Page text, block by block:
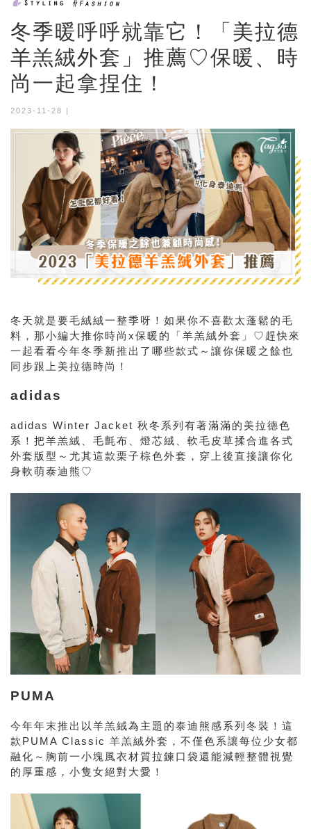
冬季暖呼呼就靠它！「美拉德
羊羔絨外套」推薦♡保暖、時
尚一起拿捏住！
2023-11-28 |
冬天就是要毛絨絨一整季呀！如果你不喜歡太蓬鬆的毛
料，那小編大推你時尚x保暖的「羊羔絨外套」♡趕快來
一起看看今年冬季新推出了哪些款式～讓你保暖之餘也
同步跟上美拉德時尚！
adidas
adidas Winter Jacket 秋冬系列有著滿滿的美拉德色
系！把羊羔絨、毛氈布、燈芯絨、軟毛皮草揉合進各式
外套版型～尤其這款栗子棕色外套，穿上後直接讓你化
身軟萌泰迪熊♡
PUMA
今年年末推出以羊羔絨為主題的泰迪熊感系列冬裝！這
款PUMA Classic 羊羔絨外套，不僅色系讓每位少女都
融化～胸前一小塊風衣材質拉鍊口袋還能減輕整體視覺
的厚重感，小隻女絕對大愛！